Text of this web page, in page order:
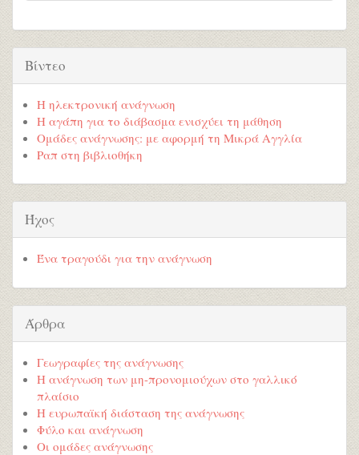
Βίντεο
Η ηλεκτρονική ανάγνωση
Η αγάπη για το διάβασμα ενισχύει τη μάθηση
Ομάδες ανάγνωσης: με αφορμή τη Μικρά Αγγλία
Ραπ στη βιβλιοθήκη
Ήχος
Ένα τραγούδι για την ανάγνωση
Άρθρα
Γεωγραφίες της ανάγνωσης
Η ανάγνωση των μη-προνομιούχων στο γαλλικό
πλαίσιο
Η ευρωπαϊκή διάσταση της ανάγνωσης
Φύλο και ανάγνωση
Οι ομάδες ανάγνωσης